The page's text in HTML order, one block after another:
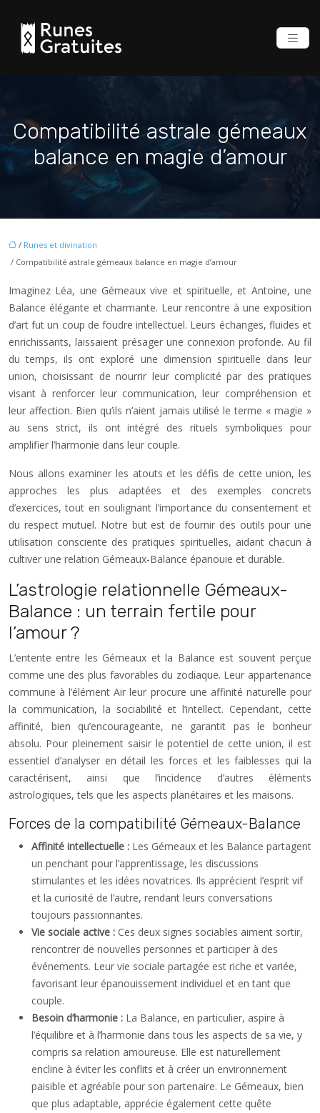
Compatibilité astrale gémeaux
balance en magie d’amour
/ Runes et divination
/ Compatibilité astrale gémeaux balance en magie d’amour
Imaginez Léa, une Gémeaux vive et spirituelle, et Antoine, une
Balance élégante et charmante. Leur rencontre à une exposition
d’art fut un coup de foudre intellectuel. Leurs échanges, fluides et
enrichissants, laissaient présager une connexion profonde. Au fil
du temps, ils ont exploré une dimension spirituelle dans leur
union, choisissant de nourrir leur complicité par des pratiques
visant à renforcer leur communication, leur compréhension et
leur affection. Bien qu’ils n’aient jamais utilisé le terme « magie »
au sens strict, ils ont intégré des rituels symboliques pour
amplifier l’harmonie dans leur couple.
Nous allons examiner les atouts et les défis de cette union, les
approches les plus adaptées et des exemples concrets
d’exercices, tout en soulignant l’importance du consentement et
du respect mutuel. Notre but est de fournir des outils pour une
utilisation consciente des pratiques spirituelles, aidant chacun à
cultiver une relation Gémeaux-Balance épanouie et durable.
L’astrologie relationnelle Gémeaux-
Balance : un terrain fertile pour
l’amour ?
L’entente entre les Gémeaux et la Balance est souvent perçue
comme une des plus favorables du zodiaque. Leur appartenance
commune à l’élément Air leur procure une affinité naturelle pour
la communication, la sociabilité et l’intellect. Cependant, cette
affinité, bien qu’encourageante, ne garantit pas le bonheur
absolu. Pour pleinement saisir le potentiel de cette union, il est
essentiel d’analyser en détail les forces et les faiblesses qui la
caractérisent, ainsi que l’incidence d’autres éléments
astrologiques, tels que les aspects planétaires et les maisons.
Forces de la compatibilité Gémeaux-Balance
Affinité intellectuelle : Les Gémeaux et les Balance partagent
un penchant pour l’apprentissage, les discussions
stimulantes et les idées novatrices. Ils apprécient l’esprit vif
et la curiosité de l’autre, rendant leurs conversations
toujours passionnantes.
Vie sociale active : Ces deux signes sociables aiment sortir,
rencontrer de nouvelles personnes et participer à des
événements. Leur vie sociale partagée est riche et variée,
favorisant leur épanouissement individuel et en tant que
couple.
Besoin d’harmonie : La Balance, en particulier, aspire à
l’équilibre et à l’harmonie dans tous les aspects de sa vie, y
compris sa relation amoureuse. Elle est naturellement
encline à éviter les conflits et à créer un environnement
paisible et agréable pour son partenaire. Le Gémeaux, bien
que plus adaptable, apprécie également cette quête